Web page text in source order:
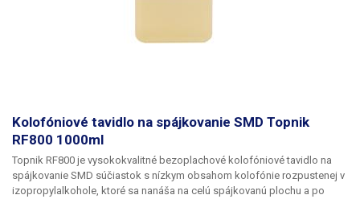
Kolofóniové tavidlo na spájkovanie SMD Topnik
RF800 1000ml
Topnik RF800 je vysokokvalitné bezoplachové kolofóniové tavidlo na
spájkovanie SMD súčiastok s nízkym obsahom kolofónie rozpustenej v
izopropylalkohole, ktoré sa nanáša na celú spájkovanú plochu a po